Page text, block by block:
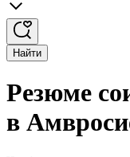
Найти
Резюме
в